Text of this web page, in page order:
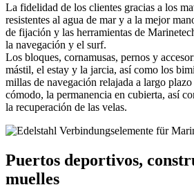
La fidelidad de los clientes gracias a los
resistentes al agua de mar y a la mejor
de fijación y las herramientas de
la navegación y el surf.
Los bloques, cornamusas, pernos y
mástil, el estay y la jarcia, así como los
millas de navegación relajada a largo
cómodo, la permanencia en cubierta, así
la recuperación de las velas.
Puertos deportivos,
muelles